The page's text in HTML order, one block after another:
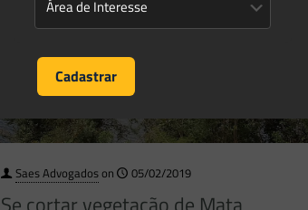
Saes Advogadoson 05/02/2019